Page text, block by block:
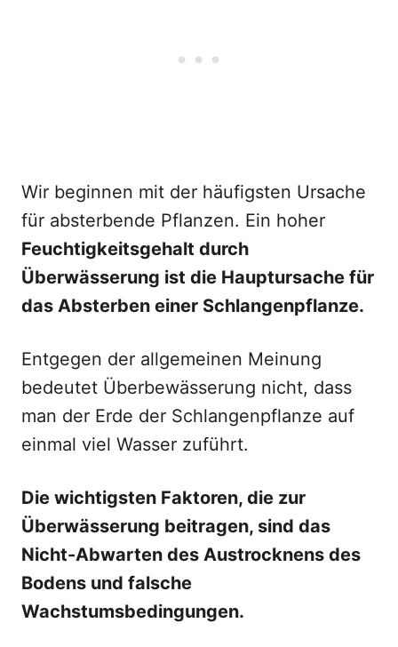
Wir beginnen mit der häufigsten Ursache
für absterbende Pflanzen. Ein hoher
Feuchtigkeitsgehalt durch
Überwässerung ist die Hauptursache für
das Absterben einer Schlangenpflanze.
Entgegen der allgemeinen Meinung
bedeutet Überbewässerung nicht, dass
man der Erde der Schlangenpflanze auf
einmal viel Wasser zuführt.
Die wichtigsten Faktoren, die zur
Überwässerung beitragen, sind das
Nicht-Abwarten des Austrocknens des
Bodens und falsche
Wachstumsbedingungen.